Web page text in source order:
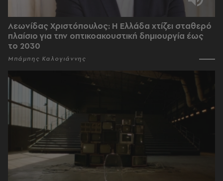
Λεωνίδας Χριστόπουλος: Η Ελλάδα χτίζει σταθερό
πλαίσιο για την οπτικοακουστική δημιουργία έως
το 2030
Μπάμπης Καλογιάννης